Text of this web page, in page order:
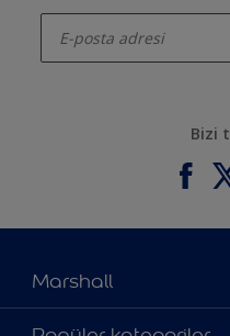
Bizi
Marshall
Hakkımızda